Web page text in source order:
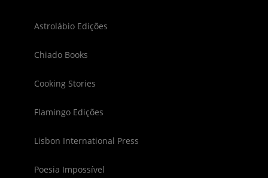
Astrolábio Edições
Chiado Books
Cooking Stories
Flamingo Edições
Lisbon International Press
Poesia Impossível